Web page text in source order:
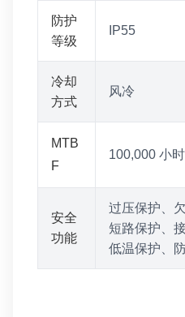
防护
等级
IP55
冷却
方式
风冷
MTB
F
100,000 小时
安全
功能
过压保护、
短路保护、
低温保护、